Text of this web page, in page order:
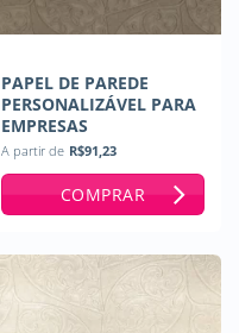
PAPEL DE PAREDE
PERSONALIZÁVEL PARA
EMPRESAS
A partir de R$91,23
COMPRAR